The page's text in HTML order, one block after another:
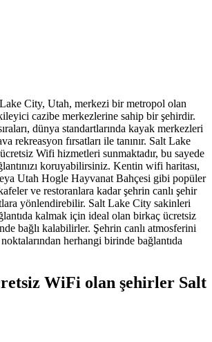
City, Utah, merkezi bir metropol olan
cazibe merkezlerine sahip bir şehirdir.
dünya standartlarında kayak merkezleri
rekreasyon fırsatları ile tanınır. Salt Lake
Wifi hizmetleri sunmaktadır, bu sayede
koruyabilirsiniz. Kentin wifi haritası,
Utah Hogle Hayvanat Bahçesi gibi popüler
ve restoranlara kadar şehrin canlı şehir
yönlendirebilir. Salt Lake City sakinleri
kalmak için ideal olan birkaç ücretsiz
bağlı kalabilirler. Şehrin canlı atmosferini
herhangi birinde bağlantıda
WiFi olan şehirler Salt